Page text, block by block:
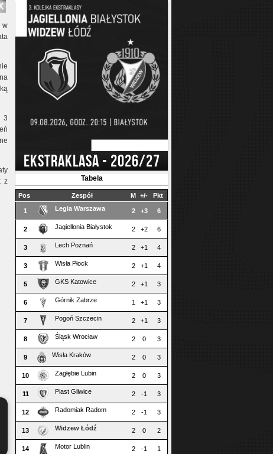
w
3
z
EKSTRAKLASA - 2026/27
Tabela
Pos Zespół M +/- Pkt
1 Legia Warszawa 2 +3 6
2 Jagiellonia Białystok 2 +2 6
3 Lech Poznań 2 +1 4
3 Wisła Płock 2 +1 4
5 GKS Katowice 2 +1 3
6 Górnik Zabrze 1 +1 3
7 Pogoń Szczecin 2 +1 3
8 Śląsk Wrocław 2 0 3
9 Wisła Kraków 2 0 3
10 Zagłębie Lubin 2 0 3
11 Piast Gliwice 2 -1 3
12 Radomiak Radom 2 -1 3
13 Widzew Łódź 2 0 2
14 Motor Lublin 2 -1 1